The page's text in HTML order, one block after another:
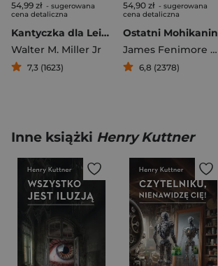
54,99 zł - sugerowana
cena detaliczna
Kantyczka dla Leibowitza
Walter M. Miller Jr
7,3 (1623)
54,90 zł - sugerowana
cena detaliczna
Ostatni Mohikanin
James Fenimore Cooper
6,8 (2378)
Inne książki Henry Kuttner